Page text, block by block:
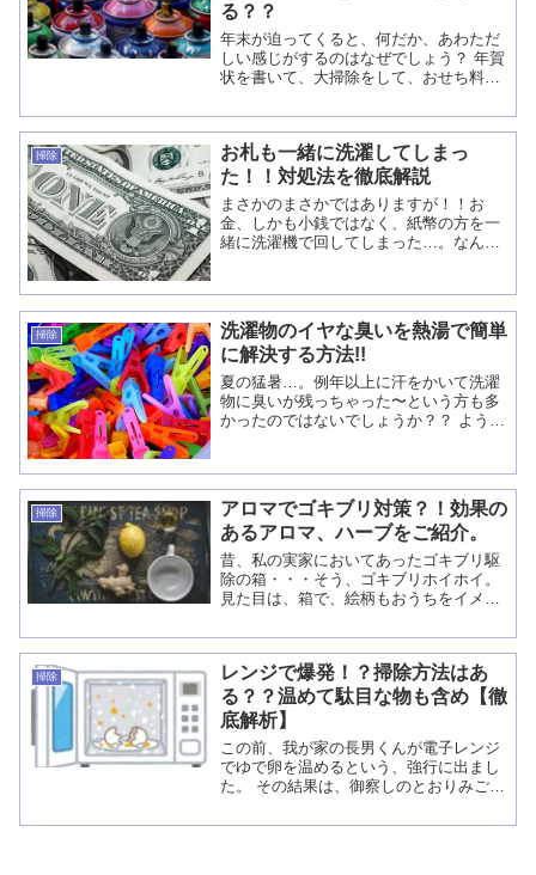
る？？
年末が迫ってくると、何だか、あわただ
しい感じがするのはなぜでしょう？ 年賀
状を書いて、大掃除をして、おせち料理
て、てんてこまい（＞＜） かくいう私
も、そろそろ年末大掃除を始めない
と・・・と思ってい...
掃除
お札も一緒に洗濯してしまっ
た！！対処法を徹底解説
まさかのまさかではありますが！！お
金、しかも小銭ではなく、紙幣の方を一
緒に洗濯機で回してしまった…。なんて
夜、飲み歩いてて、酔っ払ってしまい、
お金をどこにしまっ...
掃除
洗濯物のイヤな臭いを熱湯で簡単
に解決する方法!!
夏の猛暑…。例年以上に汗をかいて洗濯
物に臭いが残っちゃった〜という方も多
かったのではないでしょうか？？ ようや
機嫌斜めな天気も続き、思い通りにお洗
濯できてない方も...
掃除
アロマでゴキブリ対策？！効果の
あるアロマ、ハーブをご紹介。
昔、私の実家においてあったゴキブリ駆
除の箱・・・そう、ゴキブリホイホイ。
見た目は、箱で、絵柄もおうちをイメー
は好きになれない・・・。 せっかく建て
た新しいおうちに、あのホイホイさんを
置くことは、...
掃除
レンジで爆発！？掃除方法はあ
る？？温めて駄目な物も含め【徹
底解析】
この前、我が家の長男くんが電子レンジ
でゆで卵を温めるという、強行に出まし
た。 その結果は、御察しのとおりみごと
レンジ内しばらく掃除していなかったの